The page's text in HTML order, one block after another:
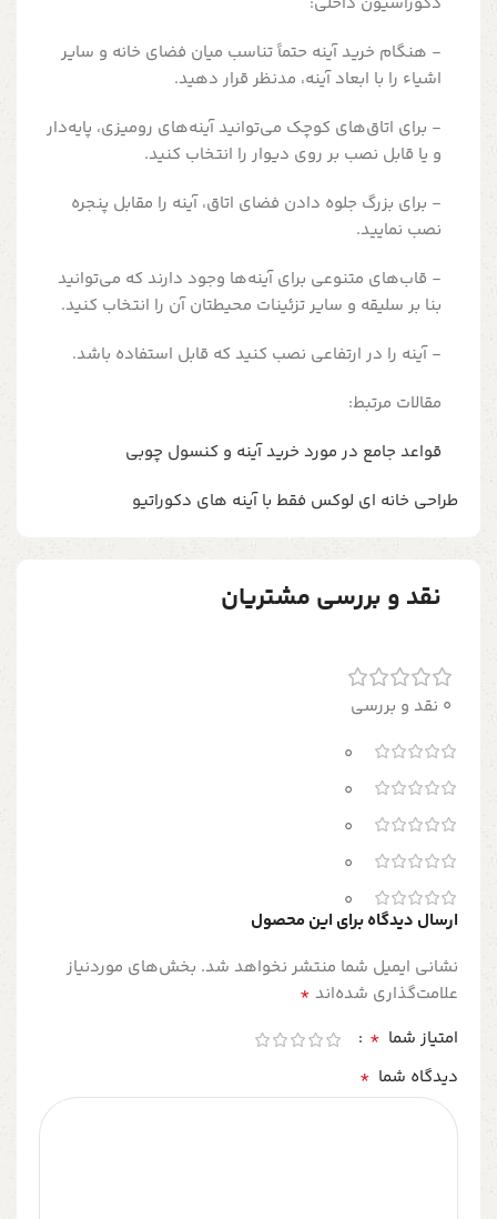
- هنگام خرید آینه حتماً تناسب میان فضای خانه و سایر
اشیاء را با ابعاد آینه، مدنظر قرار دهید.
- برای اتاق‌های کوچک می‌توانید آینه‌های رومیزی، پایه‌دار
و یا قابل نصب بر روی دیوار را انتخاب کنید.
- برای بزرگ جلوه دادن فضای اتاق، آینه را مقابل پنجره
نصب نمایید.
- قاب‌های متنوعی برای آینه‌ها وجود دارند که می‌توانید
بنا بر سلیقه و سایر تزئینات محیطتان آن را انتخاب کنید.
- آینه را در ارتفاعی نصب کنید که قابل استفاده باشد.
مقالات مرتبط:
قواعد جامع در مورد خرید آینه و کنسول چوبی
طراحی خانه ای لوکس فقط با آینه های دکوراتیو
نقد و بررسی مشتریان
0 نقد و بررسی
0
0
0
0
0
ارسال دیدگاه برای این محصول
نشانی ایمیل شما منتشر نخواهد شد. بخش‌های موردنیاز
علامت‌گذاری شده‌اند *
امتیاز شما *
دیدگاه شما *